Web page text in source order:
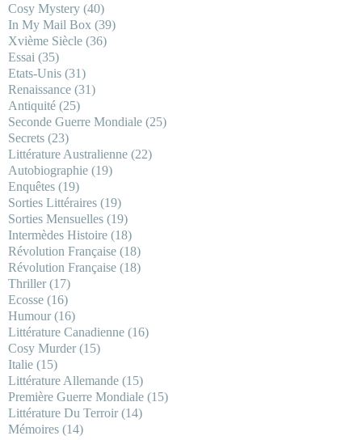
Cosy Mystery (40)
In My Mail Box (39)
Xvième Siècle (36)
Essai (35)
Etats-Unis (31)
Renaissance (31)
Antiquité (25)
Seconde Guerre Mondiale (25)
Secrets (23)
Littérature Australienne (22)
Autobiographie (19)
Enquêtes (19)
Sorties Littéraires (19)
Sorties Mensuelles (19)
Intermèdes Histoire (18)
Révolution Française (18)
Révolution Française (18)
Thriller(17)
Ecosse (16)
Humour(16)
Littérature Canadienne (16)
Cosy Murder(15)
Italie (15)
Littérature Allemande (15)
Première Guerre Mondiale (15)
Littérature Du Terroir(14)
Mémoires (14)